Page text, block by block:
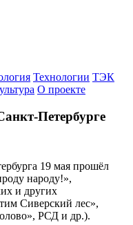
Технологии ТЭК
О проекте
Петербурге
19 мая прошёл
народу!»,
и других
Сиверский лес»,
РСД и др.).